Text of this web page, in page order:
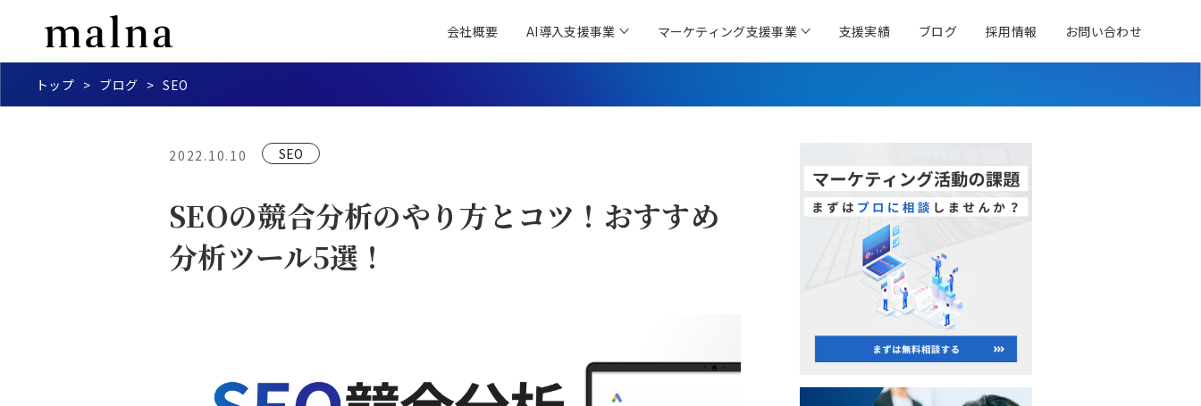
会社概要 AI導入支援事業 マーケティング支援事業 支援実績 ブログ 採用情報 お問い合わせ
トップ ブログ SEO
2022.10.10 SEO
SEOの競合分析のやり方とコツ！おすすめ
分析ツール5選！